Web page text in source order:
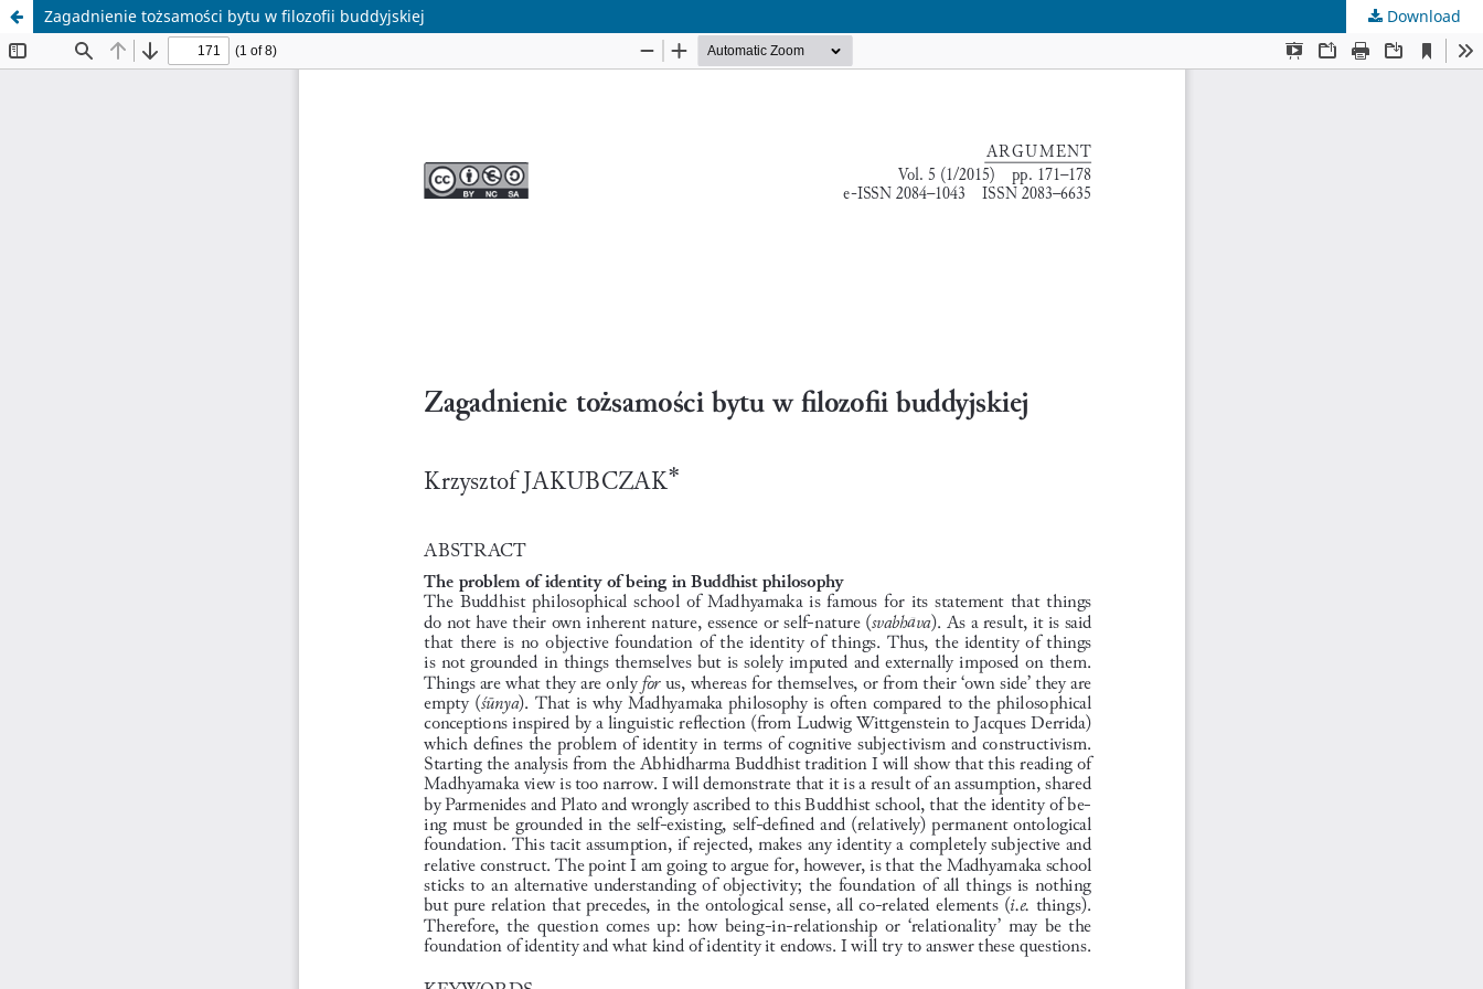
Zagadnienie tożsamości bytu w filozofii buddyjskiej Download